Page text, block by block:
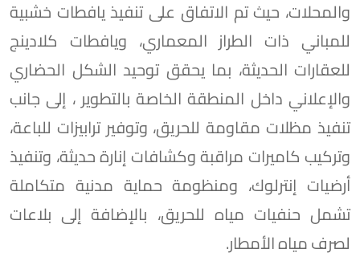
والمحلات، حيث تم الاتفاق على تنفيذ يافطات خشبية
للمباني ذات الطراز المعماري، ويافطات كلادينج
للعقارات الحديثة، بما يحقق توحيد الشكل الحضاري
والإعلاني داخل المنطقة الخاصة بالتطوير ، إلى جانب
تنفيذ مظلات مقاومة للحريق، وتوفير ترابيزات للباعة،
وتركيب كاميرات مراقبة وكشافات إنارة حديثة، وتنفيذ
أرضيات إنترلوك، ومنظومة حماية مدنية متكاملة
تشمل حنفيات مياه للحريق، بالإضافة إلى بلاعات
لصرف مياه الأمطار.